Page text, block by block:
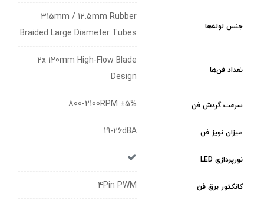
جنس لوله‌ها
315mm / 12.5mm Rubber
Braided Large Diameter Tubes
تعداد فن‌ها
2x 120mm High-Flow Blade
Design
سرعت گردش فن 800-2100RPM ±5%
میزان نویز فن 19-26dBA
نورپردازی LED
کانکتور برق فن 4Pin PWM